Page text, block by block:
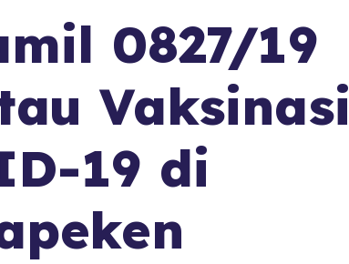
0827/19
Vaksinasi
19 di